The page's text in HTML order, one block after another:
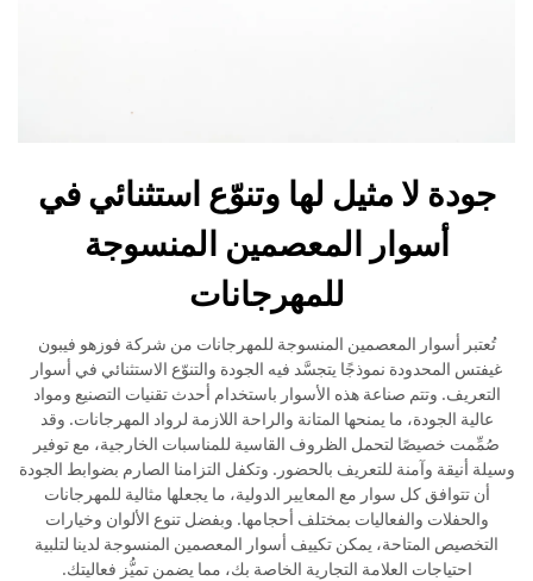
جودة لا مثيل لها وتنوّع استثنائي في
أسوار المعصمين المنسوجة
للمهرجانات
تُعتبر أسوار المعصمين المنسوجة للمهرجانات من شركة فوزهو فيبون
غيفتس المحدودة نموذجًا يتجسَّد فيه الجودة والتنوّع الاستثنائي في أسوار
التعريف. وتتم صناعة هذه الأسوار باستخدام أحدث تقنيات التصنيع ومواد
عالية الجودة، ما يمنحها المتانة والراحة اللازمة لرواد المهرجانات. وقد
صُمِّمت خصيصًا لتحمل الظروف القاسية للمناسبات الخارجية، مع توفير
وسيلة أنيقة وآمنة للتعريف بالحضور. وتكفل التزامنا الصارم بضوابط الجودة
أن تتوافق كل سوار مع المعايير الدولية، ما يجعلها مثالية للمهرجانات
والحفلات والفعاليات بمختلف أحجامها. وبفضل تنوع الألوان وخيارات
التخصيص المتاحة، يمكن تكييف أسوار المعصمين المنسوجة لدينا لتلبية
احتياجات العلامة التجارية الخاصة بك، مما يضمن تميُّز فعاليتك.